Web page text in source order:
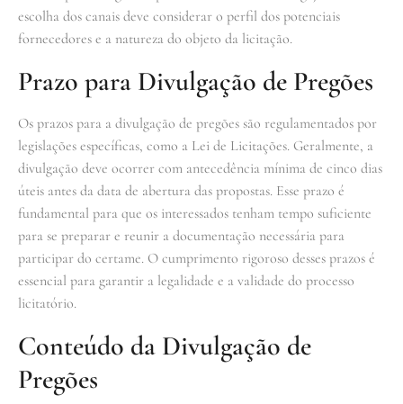
escolha dos canais deve considerar o perfil dos potenciais
fornecedores e a natureza do objeto da licitação.
Prazo para Divulgação de Pregões
Os prazos para a divulgação de pregões são regulamentados por
legislações específicas, como a Lei de Licitações. Geralmente, a
divulgação deve ocorrer com antecedência mínima de cinco dias
úteis antes da data de abertura das propostas. Esse prazo é
fundamental para que os interessados tenham tempo suficiente
para se preparar e reunir a documentação necessária para
participar do certame. O cumprimento rigoroso desses prazos é
essencial para garantir a legalidade e a validade do processo
licitatório.
Conteúdo da Divulgação de
Pregões